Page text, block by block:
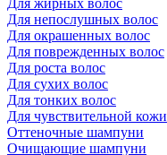
Для жирных волос
Для непослушных волос
Для окрашенных волос
Для поврежденных волос
Для роста волос
Для сухих волос
Для тонких волос
Для чувствительной кожи
Оттеночные шампуни
Очищающие шампуни